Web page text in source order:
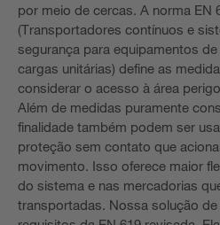
por meio de cercas. A norma EN
(Transportadores contínuos e
segurança para equipamentos
cargas unitárias) define as
considerar o acesso à área
Além de medidas puramente
finalidade também podem ser
proteção sem contato que
movimento. Isso oferece maior
do sistema e nas mercadorias
transportadas. Nossa solução